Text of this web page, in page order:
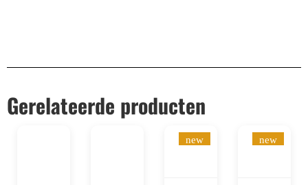
Gerelateerde producten
new new